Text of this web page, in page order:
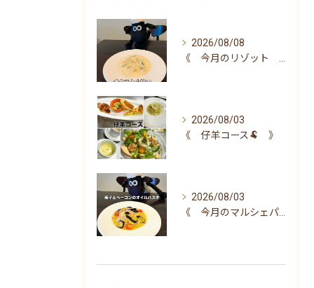
2026/08/08
《 今月のリゾット 》
2026/08/03
《 仔羊コース🐏 》
2026/08/03
《 今月のマルシェパスタ 》